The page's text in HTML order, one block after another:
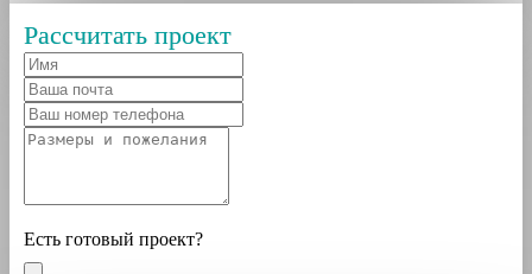
Рассчитать проект
Есть готовый проект?